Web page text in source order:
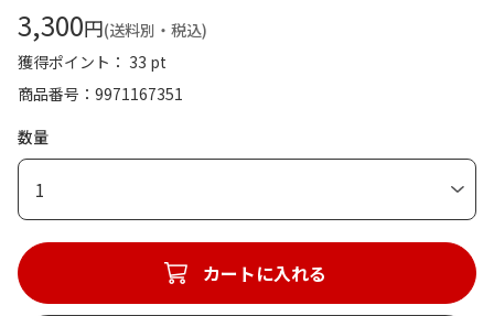
3,300円(送料別・税込)
獲得ポイント： 33 pt
商品番号
9971167351
数量
1
カートに入れる